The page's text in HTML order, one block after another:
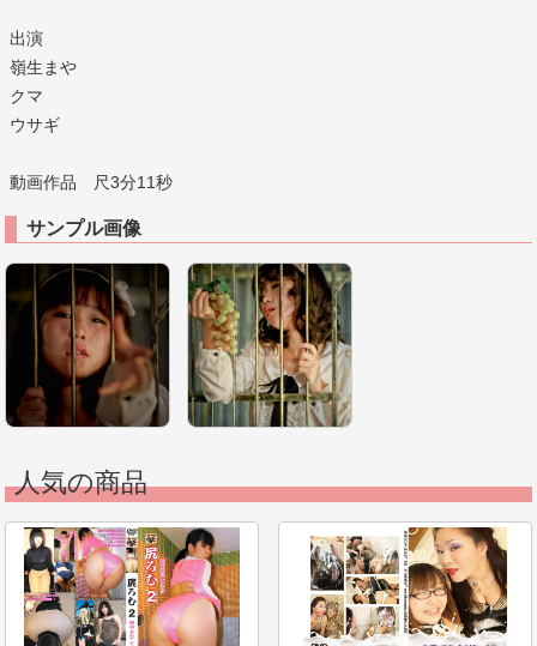
出演
嶺生まや
クマ
ウサギ
動画作品 尺3分11秒
サンプル画像
人気の商品